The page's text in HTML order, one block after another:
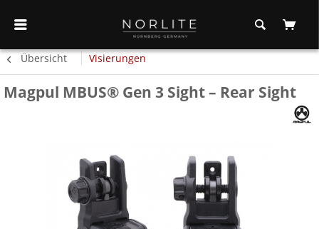
Übersicht Visierungen
Magpul MBUS® Gen 3 Sight – Rear Sight